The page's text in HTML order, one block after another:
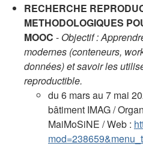
RECHERCHE
METHODOLOGIQUES
MOOC - Objectif :
modernes (conteneurs,
données) et savoir les
reproductible.
du 6 mars au 7 mai
bâtiment IMAG /
MaiMoSiNE / Web :